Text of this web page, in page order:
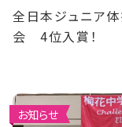
全日本ジュニア
会 4位入賞！
お知らせ